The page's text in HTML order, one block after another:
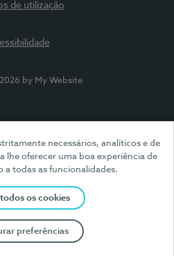
necessários, analíticos e de
lhe oferecer uma boa experiência de
a todas as funcionalidades.
os cookies
preferências
de utilização
by My Website